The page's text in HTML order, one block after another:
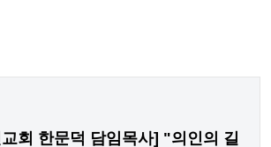
회 한문덕 담임목사] "의인의 길